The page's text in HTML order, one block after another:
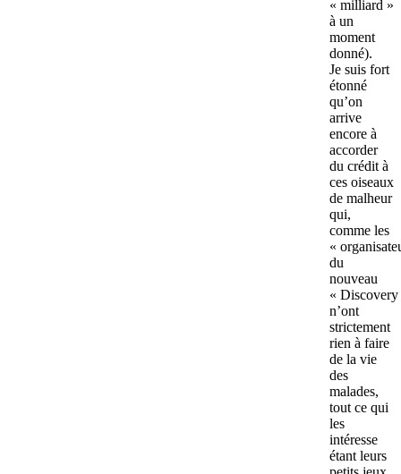
« milliard »
à un
moment
donné).
Je suis fort
étonné
qu’on
arrive
encore à
accorder
du crédit à
ces oiseaux
de malheur
qui,
comme les
«
du
nouveau
« Discovery
n’ont
strictement
rien à faire
de la vie
des
malades,
tout ce qui
les
intéresse
étant leurs